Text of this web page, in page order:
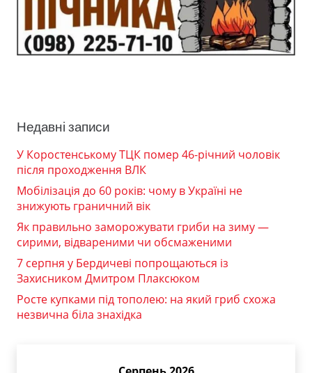
Недавні записи
У Коростенському ТЦК помер 46-річний чоловік
після проходження ВЛК
Мобілізація до 60 років: чому в Україні не
знижують граничний вік
Як правильно заморожувати гриби на зиму —
сирими, відвареними чи обсмаженими
7 серпня у Бердичеві попрощаються із
Захисником Дмитром Плаксюком
Росте купками під тополею: на який гриб схожа
незвична біла знахідка